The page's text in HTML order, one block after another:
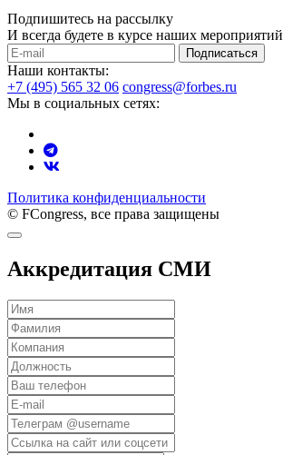
Подпишитесь на рассылку
И всегда будете в курсе наших мероприятий
Подписаться
Наши контакты:
+7 (495) 565 32 06 congress@forbes.ru
Мы в социальных сетях:
Политика конфиденциальности
© FCongress, все права защищены
Аккредитация СМИ